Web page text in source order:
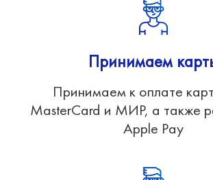
Принимаем
Принимаем к оплате
MasterCard и МИР, а также
Apple Pay